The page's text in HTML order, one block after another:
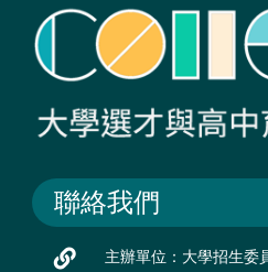
聯絡我們
主辦單位：大學招生委